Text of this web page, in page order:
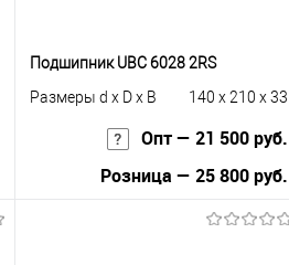
Подшипник UBC 6028 2RS
Размеры d x D x B
140 x 210 x 33
Опт — 21 500 руб.
Розница — 25 800 руб.